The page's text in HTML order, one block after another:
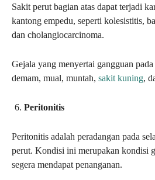
Sakit perut bagian atas dapat terjadi
kantong empedu, seperti kolesistitis,
dan cholangiocarcinoma.
Gejala yang menyertai gangguan
demam, mual, muntah, sakit kuning,
Peritonitis
Peritonitis adalah peradangan pada
perut. Kondisi ini merupakan kondisi
segera mendapat penanganan.